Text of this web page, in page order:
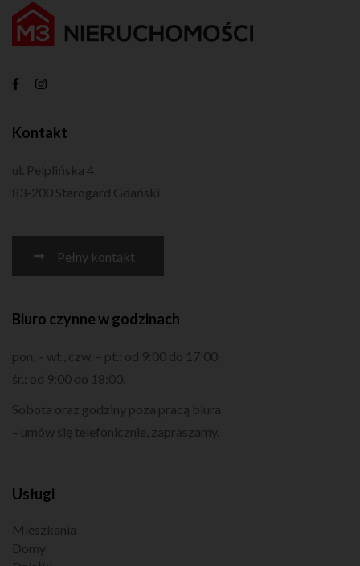
Kontakt
ul. Pelplińska 4
83-200 Starogard Gdański
Pełny kontakt
Biuro czynne w godzinach
pon. – wt., czw. – pt.: od 9:00 do 17:00
śr.: od 9:00 do 18:00.
Sobota oraz godziny poza pracą biura
– umów się telefonicznie, zapraszamy.
Usługi
Mieszkania
Domy